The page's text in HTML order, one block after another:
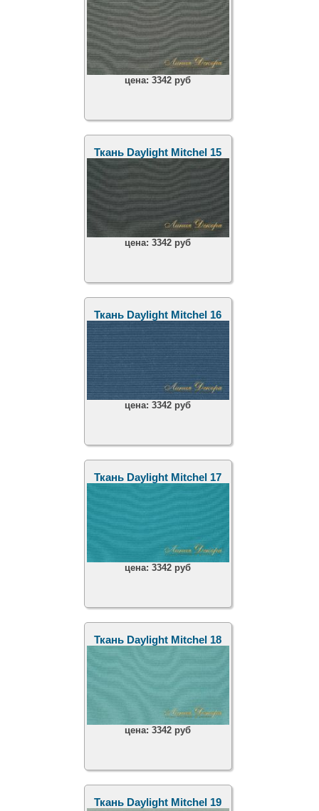
цена:3342 руб
Ткань Daylight Mitchel 15
цена:3342 руб
Ткань Daylight Mitchel 16
цена:3342 руб
Ткань Daylight Mitchel 17
цена:3342 руб
Ткань Daylight Mitchel 18
цена:3342 руб
Ткань Daylight Mitchel 19